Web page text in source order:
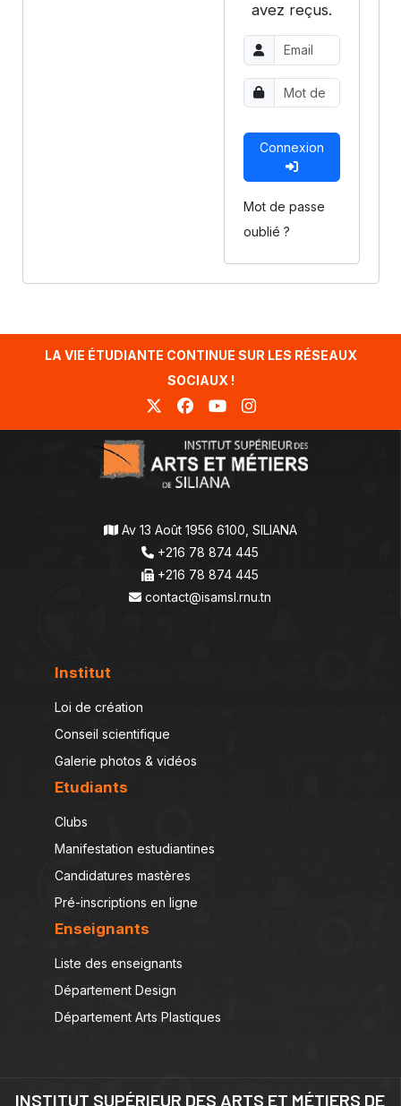
avez reçus.
Mot de passe
oublié ?
LA VIE ÉTUDIANTE CONTINUE SUR LES RÉSEAUX
SOCIAUX !
Av 13 Août 1956 6100, SILIANA
+216 78 874 445
+216 78 874 445
contact@isamsl.rnu.tn
Institut
Loi de création
Conseil scientifique
Galerie photos & vidéos
Etudiants
Clubs
Manifestation estudiantines
Candidatures mastères
Pré-inscriptions en ligne
Enseignants
Liste des enseignants
Département Design
Département Arts Plastiques
INSTITUT SUPÉRIEUR DES ARTS ET MÉTIERS DE